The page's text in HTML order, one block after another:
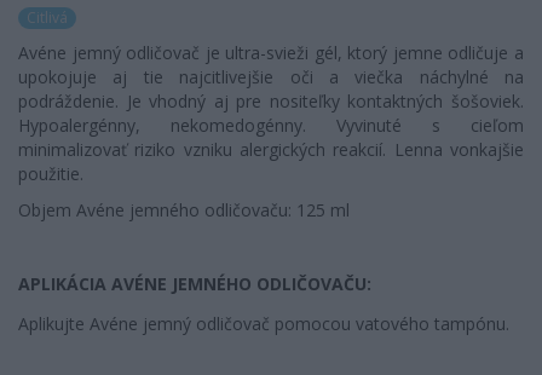
Citlivá
Avéne jemný odličovač je ultra-svieži gél, ktorý jemne odličuje a
upokojuje aj tie najcitlivejšie oči a viečka náchylné na
podráždenie. Je vhodný aj pre nositeľky kontaktných šošoviek.
Hypoalergénny, nekomedogénny. Vyvinuté s cieľom
minimalizovať riziko vzniku alergických reakcií. Lenna vonkajšie
použitie.
Objem Avéne jemného odličovaču: 125 ml
APLIKÁCIA AVÉNE JEMNÉHO ODLIČOVAČU:
Aplikujte Avéne jemný odličovač pomocou vatového tampónu.